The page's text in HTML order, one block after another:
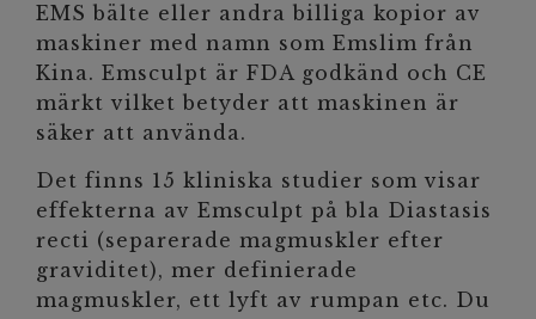
EMS bälte eller andra billiga kopior av
maskiner med namn som Emslim från
Kina. Emsculpt är FDA godkänd och CE
märkt vilket betyder att maskinen är
säker att använda.
Det finns 15 kliniska studier som visar
effekterna av Emsculpt på bla Diastasis
recti (separerade magmuskler efter
graviditet), mer definierade
magmuskler, ett lyft av rumpan etc. Du